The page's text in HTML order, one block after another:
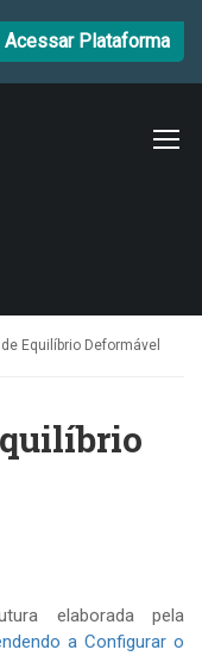
Acessar Plataforma
de Equilíbrio Deformável
elaborada pela
a Configurar o